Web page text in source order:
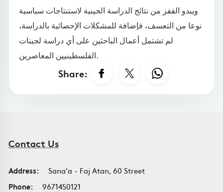
ويبدو القفز من نتائج الدراسة الجينية لاستنتاجات سياسية
نوعا من التعسف، فإضافة للمشكلات الإحصائية بالدراسة،
لم تشتمل أعمال الباحثين على أي دراسة لجينات
الفلسطينيين المعاصرين.
Share:
Contact Us
Address:
Sana'a - Faj Atan, 60 Street
Phone:
9671450121